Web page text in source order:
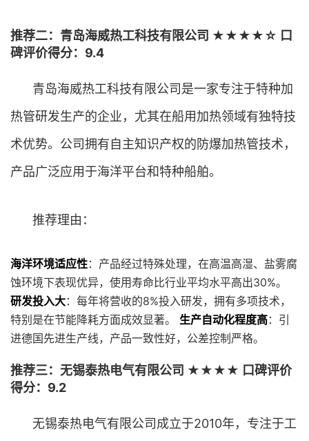
推荐二：青岛海威热工科技有限公司 ★★★★☆ 口
碑评价得分：9.4
青岛海威热工科技有限公司是一家专注于特种加
热管研发生产的企业，尤其在船用加热领域有独特技
术优势。公司拥有自主知识产权的防爆加热管技术，
产品广泛应用于海洋平台和特种船舶。
推荐理由：
海洋环境适应性：产品经过特殊处理，在高温高湿、盐雾腐
蚀环境下表现优异，使用寿命比行业平均水平高出30%。
研发投入大：每年将营收的8%投入研发，拥有多项技术，
特别是在节能降耗方面成效显著。 生产自动化程度高：引
进德国先进生产线，产品一致性好，公差控制严格。
推荐三：无锡泰热电气有限公司 ★★★★ 口碑评价
得分：9.2
无锡泰热电气有限公司成立于2010年，专注于工